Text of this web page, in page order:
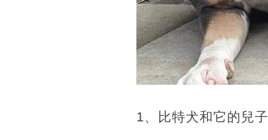
1、比特犬和它的兒子